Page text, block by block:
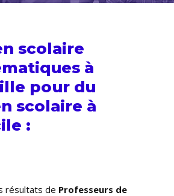
scolaire
à
pour du
scolaire à
:
résultats de Professeurs de